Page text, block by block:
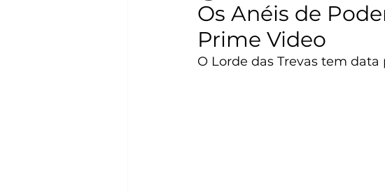
Os Anéis de
Prime Video
O Lorde das Trevas tem data